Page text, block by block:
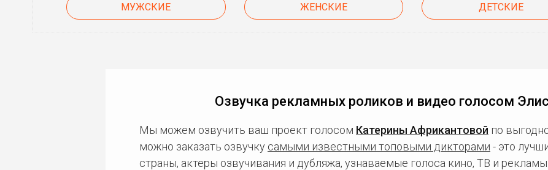
МУЖСКИЕ ЖЕНСКИЕ ДЕТСКИЕ
Озвучка рекламных роликов и видео голосом
Мы можем озвучить ваш проект голосом Катерины Африкантовой по
можно заказать озвучку самыми известными топовыми дикторами - это
страны, актеры озвучивания и дубляжа, узнаваемые голоса кино, ТВ и